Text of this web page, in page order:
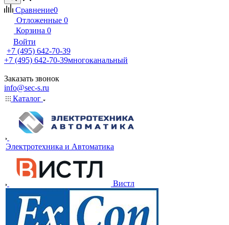
Сравнение0
Отложенные 0
Корзина 0
Войти
+7 (495) 642-70-39
+7 (495) 642-70-39многоканальный
Заказать звонок
info@sec-s.ru
Каталог
Электротехника и Автоматика
Вистл